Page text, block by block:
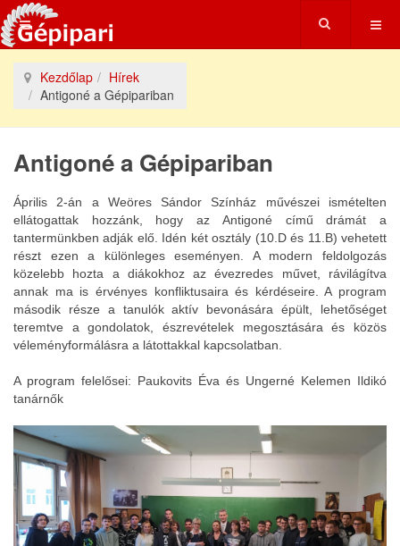
Kezdőlap
Hírek
Antigoné a Gépipariban
Antigoné a Gépipariban
Április 2-án a Weöres Sándor Színház művészei ismételten
ellátogattak hozzánk, hogy az Antigoné című drámát a
tantermünkben adják elő. Idén két osztály (10.D és 11.B) vehetett
részt ezen a különleges eseményen. A modern feldolgozás
közelebb hozta a diákokhoz az évezredes művet, rávilágítva
annak ma is érvényes konfliktusaira és kérdéseire. A program
második része a tanulók aktív bevonására épült, lehetőséget
teremtve a gondolatok, észrevételek megosztására és közös
véleményformálásra a látottakkal kapcsolatban.
A program felelősei: Paukovits Éva és Ungerné Kelemen Ildikó
tanárnők